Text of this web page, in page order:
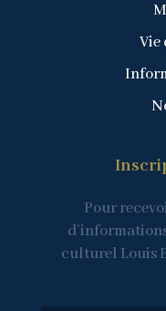
Vie
Pour
culturel Louis